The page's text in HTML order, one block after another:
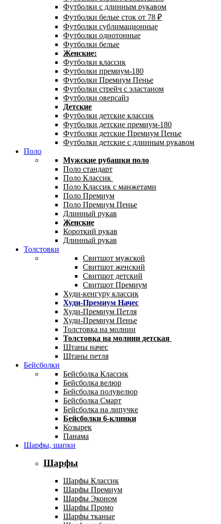
Футболки с длинным рукавом
Футболки белые сток от 78 ₽
Футболки сублимационные
Футболки однотонные
Футболки белые
Женские:
Футболки классик
Футболки премиум-180
Футболки Премиум Пенье
Футболки стрейч с эластаном
Футболки оверсайз
Детские
Футболки детские классик
Футболки детские премиум-180
Футболки детские Премиум Пенье
Футболки детские с длинным рукавом
Поло
Мужские рубашки поло
Поло стандарт
Поло Классик
Поло Классик с манжетами
Поло Премиум
Поло Премиум Пенье
Длинный рукав
Женские
Короткий рукав
Длинный рукав
Толстовки
Свитшот мужской
Свитшот женский
Свитшот детский
Свитшот Премиум
Худи-кенгуру классик
Худи-Премиум Начес
Худи-Премиум Петля
Худи-Премиум Пенье
Толстовка на молнии
Толстовка на молнии детская
Штаны начес
Штаны петля
Бейсболки
Бейсболка Классик
Бейсболка велюр
Бейсболка полувелюр
Бейсболка Смарт
Бейсболка на липучке
Бейсболки 6-клинки
Козырек
Панама
Шарфы, шапки
Шарфы
Шарфы Классик
Шарфы Премиум
Шарфы Эконом
Шарфы Промо
Шарфы тканые